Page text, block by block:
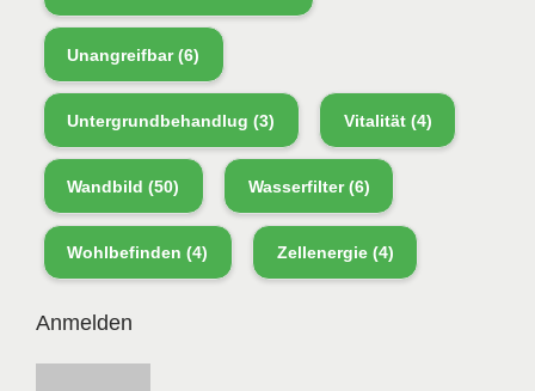
Unangreifbar(6)
Untergrundbehandlug (3) Vitalität(4)
Wandbild (50) Wasserfilter(6)
Wohlbefinden (4) Zellenergie(4)
Anmelden